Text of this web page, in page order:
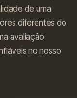
de uma
diferentes do
avaliação
no nosso